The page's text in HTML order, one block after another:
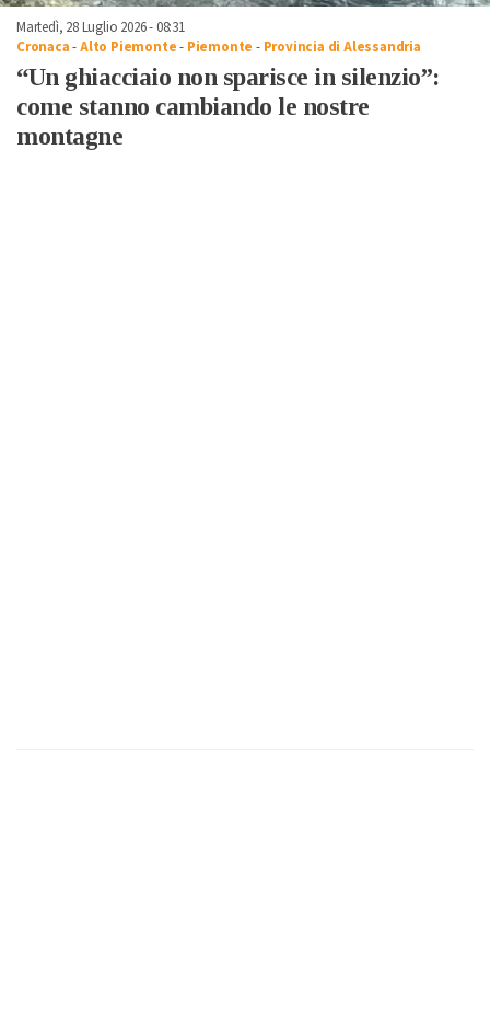
Martedì, 28 Luglio 2026 - 08:31
Cronaca-Alto Piemonte- Piemonte - Provincia di Alessandria
“Un ghiacciaio non sparisce in silenzio”:
come stanno cambiando le nostre
montagne